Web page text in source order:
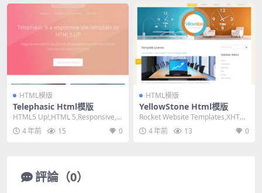
HTML模版
Telephasic Html模版
HTML5 Up!,HTML 5,Responsive,
Mixed Colum...
4 年前 15 0
HTML模版
YellowStone Html模版
Rocket Website Templates,XHTM
L 1.0 Trans...
4 年前 13 0
評論（0）